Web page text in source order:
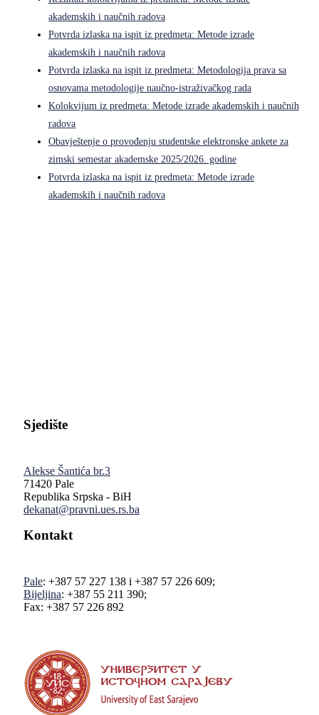
akademskih i naučnih radova
Potvrda izlaska na ispit iz predmeta: Metode izrade
akademskih i naučnih radova
Potvrda izlaska na ispit iz predmeta: Metodologija prava sa
osnovama metodologije naučno-istraživačkog rada
Kolokvijum iz predmeta: Metode izrade akademskih i naučnih
radova
Obavještenje o provođenju studentske elektronske ankete za
zimski semestar akademske 2025/2026. godine
Potvrda izlaska na ispit iz predmeta: Metode izrade
akademskih i naučnih radova
Sjedište
Alekse Šantića br.3
71420 Pale
Republika Srpska - BiH
dekanat@pravni.ues.rs.ba
Kontakt
Pale: +387 57 227 138 i +387 57 226 609;
Bijeljina: +387 55 211 390;
Fax: +387 57 226 892